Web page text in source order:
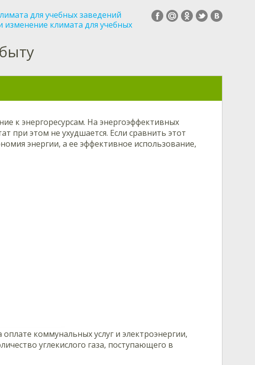
для учебных заведений
изменение климата для учебных
к энергоресурсам. На энергоэффективных
при этом не ухудшается. Если сравнить этот
энергии, а ее эффективное использование,
коммунальных услуг и электроэнергии,
углекислого газа, поступающего в